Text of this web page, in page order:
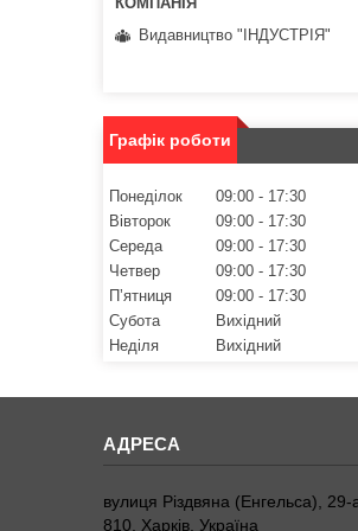
Видавництво "ІНДУСТРІЯ"
Графік роботи
Понеділок 09:00
17:30
Вівторок
09:00
17:30
Середа
09:00
17:30
Четвер
09:00
17:30
Пʼятниця
09:00
17:30
Субота
Вихідний
Неділя
Вихідний
вулиця Різдвяна (Енгельса), 29-
810, Харків, Україна